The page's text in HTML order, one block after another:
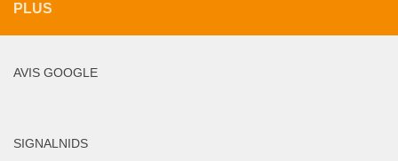
PLUS
AVIS GOOGLE
SIGNALNIDS